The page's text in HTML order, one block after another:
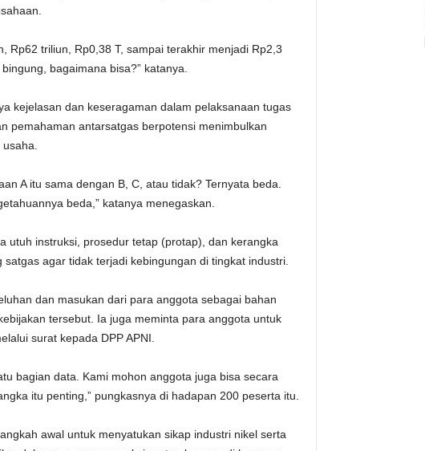
Rp62 triliun, Rp0,38 T, sampai terakhir menjadi Rp2,3
bagaimana bisa?” katanya.
kejelasan dan keseragaman dalam pelaksanaan tugas
pemahaman antarsatgas berpotensi menimbulkan
A itu sama dengan B, C, atau tidak? Ternyata beda.
beda,” katanya menegaskan.
utuh instruksi, prosedur tetap (protap), dan kerangka
agar tidak terjadi kebingungan di tingkat industri.
dan masukan dari para anggota sebagai bahan
tersebut. Ia juga meminta para anggota untuk
surat kepada DPP APNI.
bagian data. Kami mohon anggota juga bisa secara
itu penting,” pungkasnya di hadapan 200 peserta itu.
awal untuk menyatukan sikap industri nikel serta